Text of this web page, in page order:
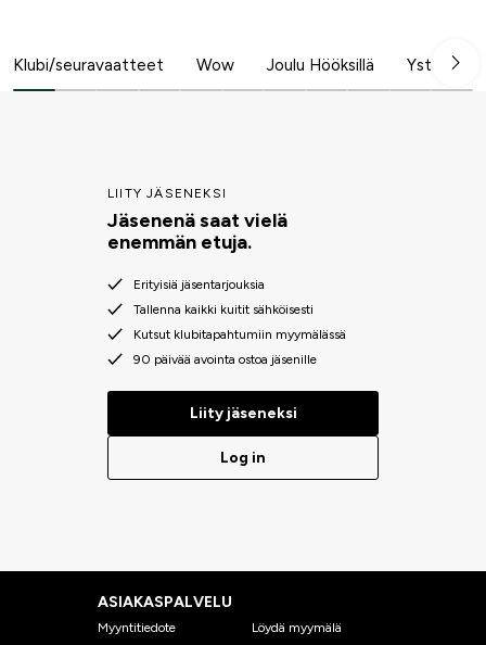
Klubi/seuravaatteet Wow Joulu Hööksillä
LIITY JÄSENEKSI
Jäsenenä saat vielä
enemmän etuja.
Erityisiä jäsentarjouksia
Tallenna kaikki kuitit sähköisesti
Kutsut klubitapahtumiin myymälässä
90 päivää avointa ostoa jäsenille
Liity jäseneksi
Log in
ASIAKASPALVELU
Myyntitiedote
Löydä myymälä